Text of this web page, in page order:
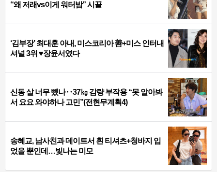
“왜 저래vs이게 워터밤” 시끌
‘김부장’ 최대훈 아내, 미스코리아 善+미스 인터내
셔널 3위 ♥장윤서였다
신동 살 너무 뺐나‥37㎏ 감량 부작용 “못 알아봐
서 요요 와야하나 고민”(전현무계획4)
송혜교, 남사친과 데이트서 흰 티셔츠+청바지 입
었을 뿐인데…빛나는 미모